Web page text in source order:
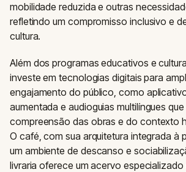
mobilidade reduzida e outras
refletindo um compromisso inclusivo e
cultura.
Além dos programas educativos e
investe em tecnologias digitais para
engajamento do público, como
aumentada e audioguias multilíngues
compreensão das obras e do contexto
O café, com sua arquitetura integrada à
um ambiente de descanso e
livraria oferece um acervo